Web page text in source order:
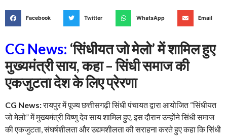
Facebook Twitter WhatsApp Email
CG News: ‘सिंधीयत जो मेलो’ में शामिल हुए
मुख्यमंत्री साय, कहा – सिंधी समाज की
एकजुटता देश के लिए प्रेरणा
CG News:रायपुर में पूज्य छत्तीसगढ़ी सिंधी पंचायत द्वारा आयोजित “सिंधीयत
जो मेलो” में मुख्यमंत्री विष्णु देव साय शामिल हुए, इस दौरान उन्होंने सिंधी समाज
की एकजुटता, संघर्षशीलता और उद्यमशीलता की सराहना करते हुए कहा कि सिंधी